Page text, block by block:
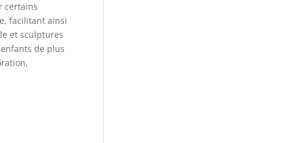
certains
facilitant ainsi
et sculptures
de plus